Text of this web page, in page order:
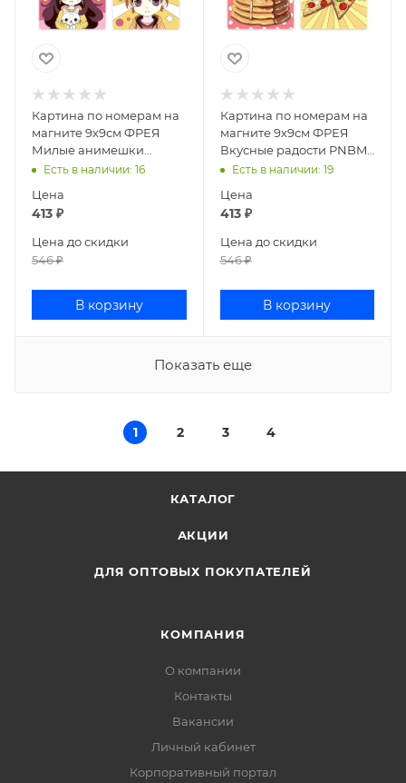
Картина по номерам на
магните 9х9см ФРЕЯ
Милые анимешки
PNBM-016
Есть в наличии: 16
Цена
413 ₽
Цена до скидки
546₽
В корзину
Картина по номерам на
магните 9х9см ФРЕЯ
Вкусные радости PNBM-
013Есть в наличии: 19
Цена
413₽
Цена до скидки
546₽
В корзину
Показать еще
1 2 3 4
КАТАЛОГ
АКЦИИ
ДЛЯ ОПТОВЫХ ПОКУПАТЕЛЕЙ
КОМПАНИЯ
О компании
Контакты
Вакансии
Личный кабинет
Корпоративный портал